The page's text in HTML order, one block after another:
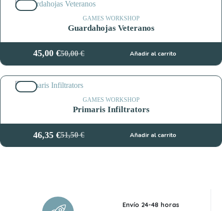
era:
34,50 €.
es:
31,05 €.GAMES WORKSHOP
Guardahojas Veteranos
50,00€
El
precio
original
era:
50,00 €.
45,00€El
precio
actual
es:
45,00 €.
Añadir al carrito
GAMES WORKSHOP
Primaris Infiltrators
51,50€
El
precio
46,35€El
precio
Añadir al carrito
Envío 24-48 horas